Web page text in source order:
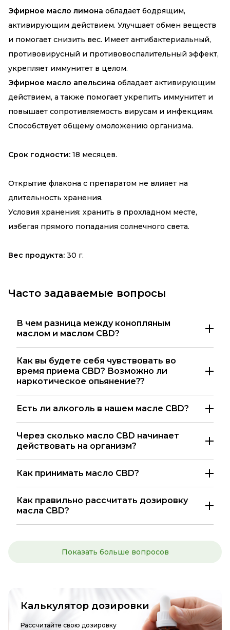
Эфирное масло лимона обладает бодрящим,
активирующим действием. Улучшает обмен веществ
и помогает снизить вес. Имеет антибактериальный,
противовирусный и противовоспалительный эффект,
укрепляет иммунитет в целом.
Эфирное масло апельсина обладает активирующим
действием, а также помогает укрепить иммунитет и
повышает сопротивляемость вирусам и инфекциям.
Способствует общему омоложению организма.
Срок годности: 18 месяцев.
Открытие флакона с препаратом не влияет на
длительность хранения.
Условия хранения: хранить в прохладном месте,
избегая прямого попадания солнечного света.
Вес продукта: 30 г.
Часто задаваемые вопросы
В чем разница между конопляным
маслом и маслом CBD?
Как вы будете себя чувствовать во
время приема CBD? Возможно ли
наркотическое опьянение??
Есть ли алкоголь в нашем масле CBD?
Через сколько масло CBD начинает
действовать на организм?
Как принимать масло CBD?
Как правильно рассчитать дозировку
масла CBD?
Показать больше вопросов
Калькулятор дозировки
Рассчитайте свою дозировку